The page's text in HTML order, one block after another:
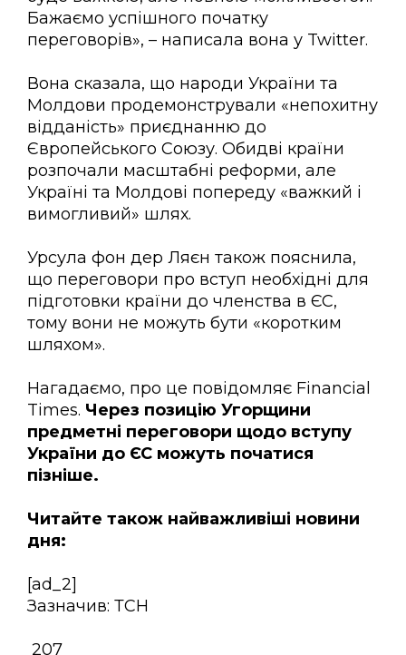
Бажаємо успішного початку
переговорів», – написала вона у Twitter.
Вона сказала, що народи України та
Молдови продемонстрували «непохитну
відданість» приєднанню до
Європейського Союзу. Обидві країни
розпочали масштабні реформи, але
Україні та Молдові попереду «важкий і
вимогливий» шлях.
Урсула фон дер Ляєн також пояснила,
що переговори про вступ необхідні для
підготовки країни до членства в ЄС,
тому вони не можуть бути «коротким
шляхом».
Нагадаємо, про це повідомляє Financial
Times. Через позицію Угорщини
предметні переговори щодо вступу
України до ЄС можуть початися
пізніше.
Читайте також найважливіші новини
дня:
[ad_2]
Зазначив: ТСН
207